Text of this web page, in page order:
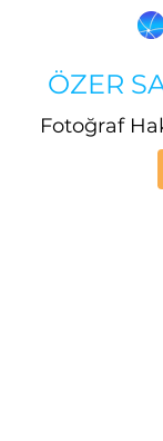
ÖZER
Fotoğraf